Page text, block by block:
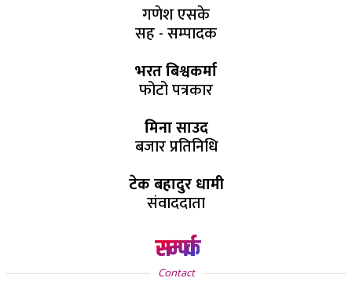
गणेश एसके
सह - सम्पादक
भरत बिश्वकर्मा
फोटो पत्रकार
मिना साउद
बजार प्रतिनिधि
टेक बहादुर धामी
संवाददाता
सम्पर्क
Contact